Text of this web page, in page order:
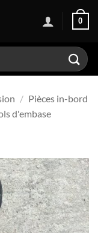
0
/ Pièces in-bord
d'embase